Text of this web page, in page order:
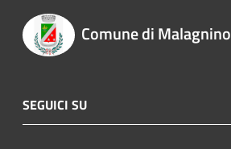
Comune di Malagnino
SEGUICI SU